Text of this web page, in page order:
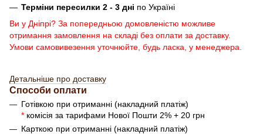
Терміни пересилки 2 - 3 дні по Україні
Ви у Дніпрі? За попередньою домовленістю можливе
отримання замовлення на складі без оплати за доставку.
Умови самовивезення уточнюйте, будь ласка, у менеджера.
Детальніше про доставку
Способи оплати
Готівкою при отриманні (накладний платіж)
* комісія за тарифами Нової Пошти 2% + 20 грн
Карткою при отриманні (накладний платіж)